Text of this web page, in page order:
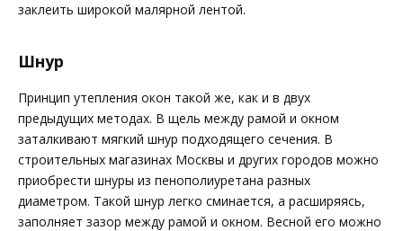
заклеить широкой малярной лентой.
Шнур
Принцип утепления окон такой же, как и в двух
предыдущих методах. В щель между рамой и окном
заталкивают мягкий шнур подходящего сечения. В
строительных магазинах Москвы и других городов можно
приобрести шнуры из пенополиуретана разных
диаметром. Такой шнур легко сминается, а расширяясь,
заполняет зазор между рамой и окном. Весной его можно